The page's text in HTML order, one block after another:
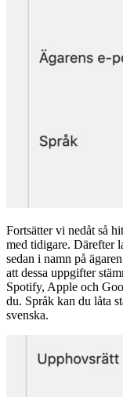
Fortsätter vi nedåt så
med tidigare. Därefter
sedan i namn på
att dessa uppgifter
Spotify, Apple och
du. Språk kan du låta
svenska.